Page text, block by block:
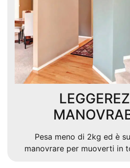
Pesa meno di 2kg ed è
manovrare per muoverti in